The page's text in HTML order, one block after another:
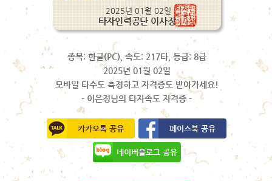
종목: 한글(PC), 속도: 217타, 등급: 8급
2025년 01월 02일
모바일 타수도 측정하고 자격증도 받아가세요!
- 이은정님의 타자속도 자격증 -
카카오톡 공유 페이스북 공유
네이버블로그 공유